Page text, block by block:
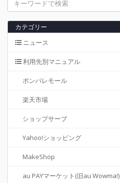
カテゴリー
ニュース
利用先別マニュアル
ポンパレモール
楽天市場
ショップサーブ
Yahoo!ショッピング
MakeShop
au PAYマーケット(旧au Wowma!)